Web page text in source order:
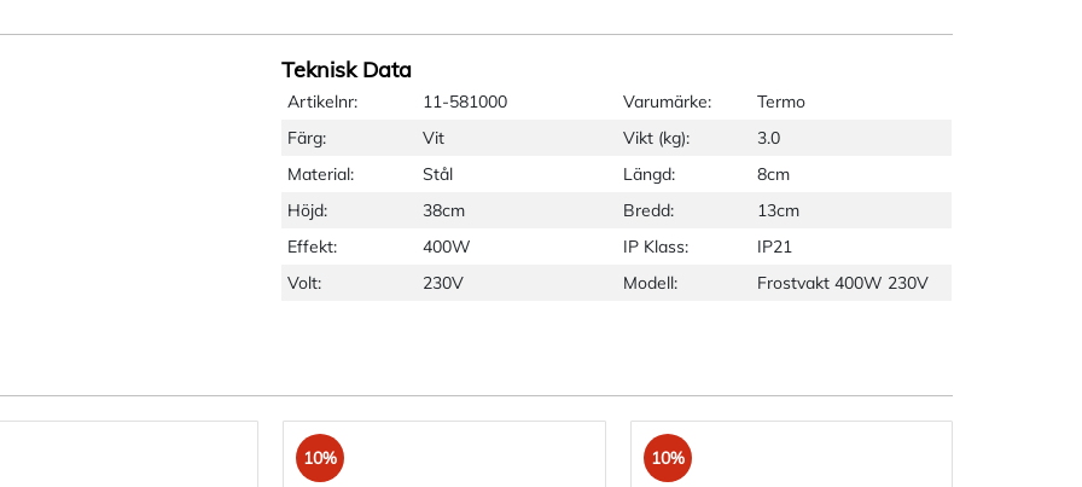
Teknisk Data
Artikelnr: 11-581000 Varumärke:
Termo
Färg:
Vit Vikt (kg):
3.0
Material:
Stål Längd:
8cm
Höjd:
38cm Bredd:
13cm
Effekt:
400W IP Klass:
IP21
Volt:
230V Modell: Frostvakt 400W 230V
10% 10%